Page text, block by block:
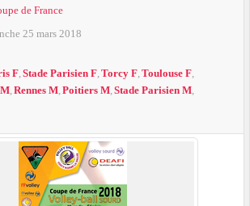
de France
25 mars 2018
F Stade Parisien F Torcy F Toulouse F
Rennes M Poitiers M Stade Parisien M